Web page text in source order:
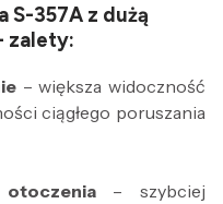
357A z dużą
zalety:
– większa widoczność
ciągłego poruszania
– szybciej